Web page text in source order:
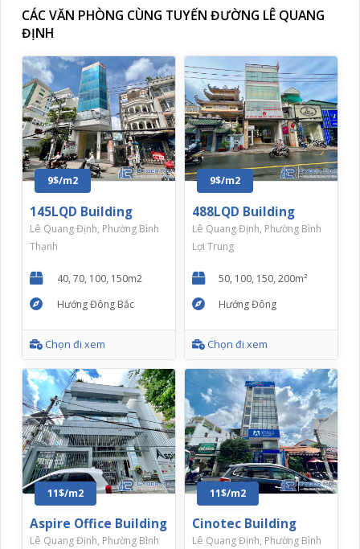
CÁC VĂN PHÒNG CÙNG TUYẾN ĐƯỜNG LÊ QUANG
ĐỊNH
9$/m2
145LQD Building
Lê Quang Định, Phường Bình
Thạnh
40, 70, 100, 150m2
Hướng Đông Bắc
Chọn đi xem
9$/m2
488LQD Building
Lê Quang Định, Phường Bình
Lợi Trung
50, 100, 150, 200m²
Hướng Đông
Chọn đi xem
11$/m2
Aspire Office Building
Lê Quang Định, Phường Bình
11$/m2
Cinotec Building
Lê Quang Định, Phường Bình